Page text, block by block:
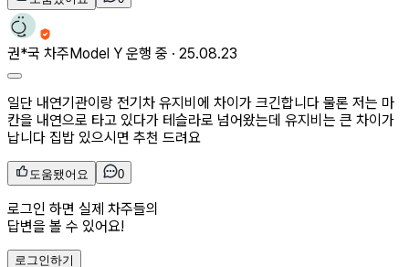
권*국 차주Model Y 운행 중 · 25.08.23
일단 내연기관이랑 전기차 유지비에 차이가 크긴합니다 물론 저는 마
칸을 내연으로 타고 있다가 테슬라로 넘어왔는데 유지비는 큰 차이가
납니다 집밥 있으시면 추천 드려요
도움됐어요 0
로그인 하면 실제 차주들의
답변을 볼 수 있어요!
로그인하기